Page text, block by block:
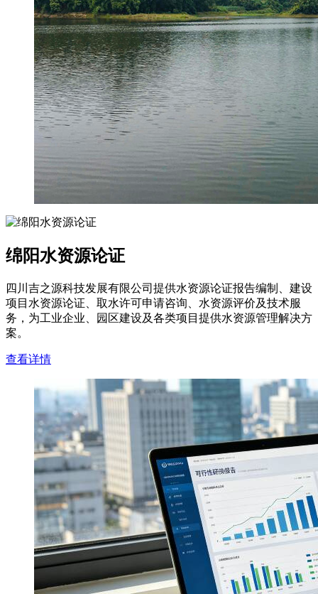
绵阳水资源论证
四川吉之源科技发展有限公司提供水资源论证报告编制、建设
项目水资源论证、取水许可申请咨询、水资源评价及技术服
务，为工业企业、园区建设及各类项目提供水资源管理解决方
案。
查看详情